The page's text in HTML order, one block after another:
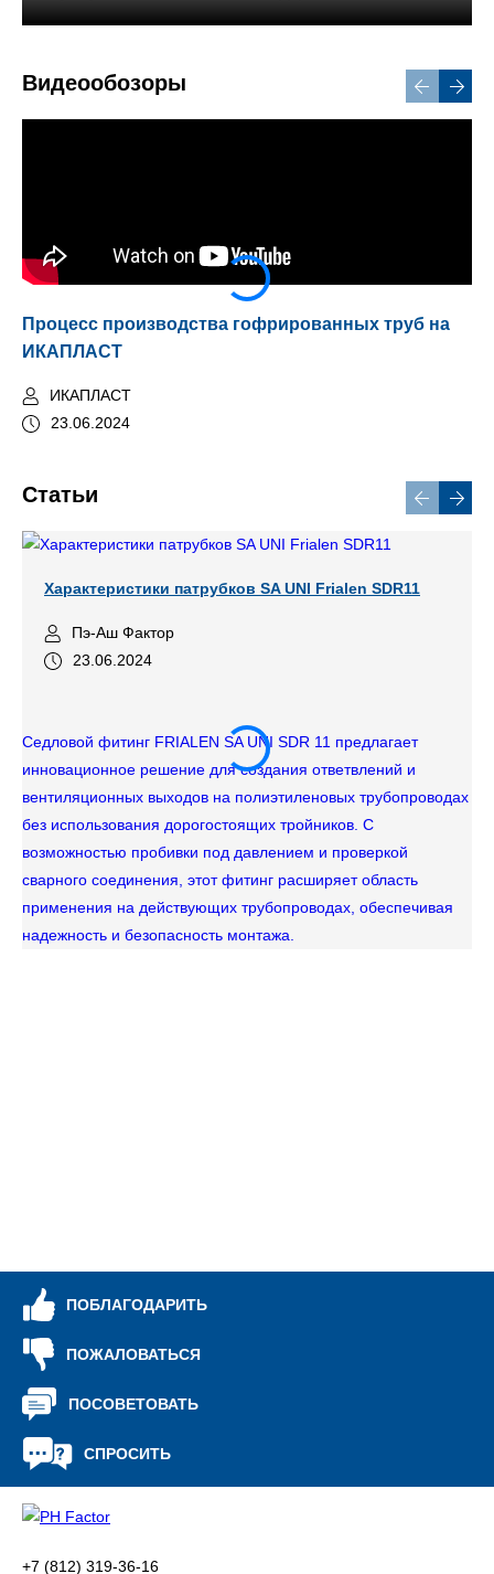
Видеообозоры
Процесс производства гофрированных труб на
ИКАПЛАСТ
ИКАПЛАСТ
23.06.2024
Статьи
Характеристики патрубков SA UNI Frialen SDR11
Пэ-Аш Фактор
23.06.2024
Седловой фитинг FRIALEN SA UNI SDR 11 предлагает
инновационное решение для создания ответвлений и
вентиляционных выходов на полиэтиленовых трубопроводах
без использования дорогостоящих тройников. С
возможностью пробивки под давлением и проверкой
сварного соединения, этот фитинг расширяет область
применения на действующих трубопроводах, обеспечивая
надежность и безопасность монтажа.
ПОБЛАГОДАРИТЬ
ПОЖАЛОВАТЬСЯ
ПОСОВЕТОВАТЬ
СПРОСИТЬ
+7 (812) 319-36-16